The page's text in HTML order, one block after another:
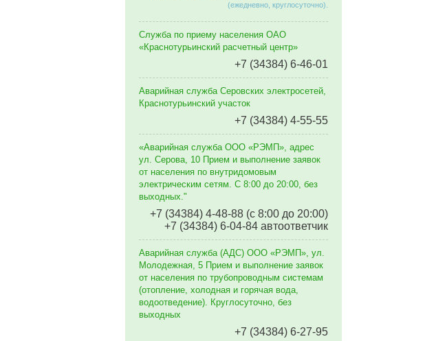
(ежедневно, круглосуточно).
Служба по приему населения ОАО
«Краснотурьинский расчетный центр»
+7 (34384) 6-46-01
Аварийная служба Серовских электросетей,
Краснотурьинский участок
+7 (34384) 4-55-55
«Аварийная служба ООО «РЭМП», адрес
ул. Серова, 10 Прием и выполнение заявок
от населения по внутридомовым
электрическим сетям. C 8:00 до 20:00, без
выходных."
+7 (34384) 4-48-88 (с 8:00 до 20:00)
+7 (34384) 6-04-84 автоответчик
Аварийная служба (АДС) ООО «РЭМП», ул.
Молодежная, 5 Прием и выполнение заявок
от населения по трубопроводным системам
(отопление, холодная и горячая вода,
водоотведение). Круглосуточно, без
выходных
+7 (34384) 6-27-95